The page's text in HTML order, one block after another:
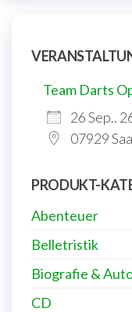
Team Darts
26 Sep..
07929
PRODUKT-
Abenteuer
Belletristik
Biografie &
CD